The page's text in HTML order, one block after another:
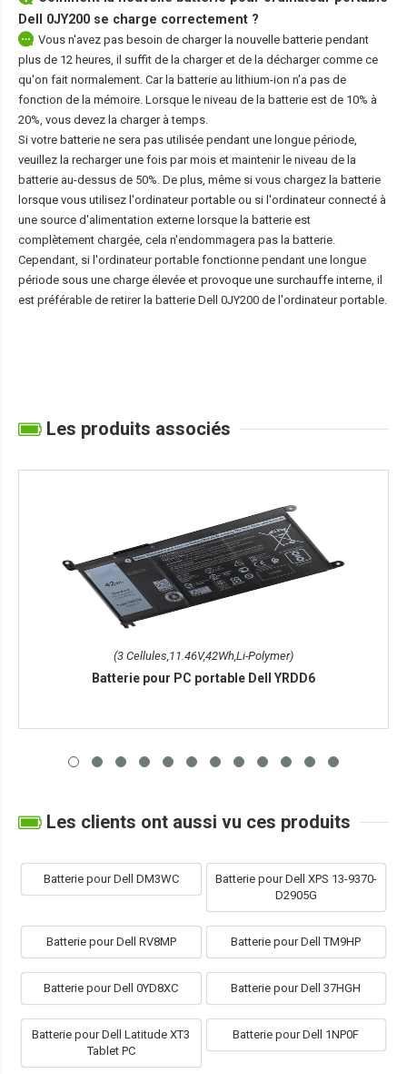
Dell 0JY200 se charge correctement ?
Vous n'avez pas besoin de charger la nouvelle batterie pendant
plus de 12 heures, il suffit de la charger et de la décharger comme ce
qu'on fait normalement. Car la batterie au lithium-ion n'a pas de
fonction de la mémoire. Lorsque le niveau de la batterie est de 10% à
20%, vous devez la charger à temps.
Si votre batterie ne sera pas utilisée pendant une longue période,
veuillez la recharger une fois par mois et maintenir le niveau de la
batterie au-dessus de 50%. De plus, même si vous chargez la batterie
lorsque vous utilisez l'ordinateur portable ou si l'ordinateur connecté à
une source d'alimentation externe lorsque la batterie est
complètement chargée, cela n'endommagera pas la batterie.
Cependant, si l'ordinateur portable fonctionne pendant une longue
période sous une charge élevée et provoque une surchauffe interne, il
est préférable de retirer la batterie Dell 0JY200 de l'ordinateur portable.
Les produits associés
(3 Cellules,11.46V,42Wh,Li-Polymer)
Batterie pour PC portable Dell YRDD6
Les clients ont aussi vu ces produits
Batterie pour Dell DM3WC
Batterie pour Dell XPS 13-9370-
D2905G
Batterie pour Dell RV8MP Batterie pour Dell TM9HP
Batterie pour Dell 0YD8XC Batterie pour Dell 37HGH
Batterie pour Dell Latitude XT3
Tablet PC
Batterie pour Dell 1NP0F